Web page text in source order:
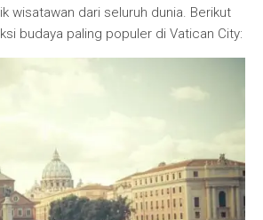
wisatawan dari seluruh dunia. Berikut
budaya paling populer di Vatican City: